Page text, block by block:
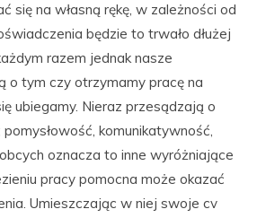
się na własną rękę, w zależności od
będzie to trwało dłużej
razem jednak nasze
o tym czy otrzymamy pracę na
ubiegamy. Nieraz przesądzają o
pomysłowość, komunikatywność,
oznacza to inne wyróżniające
pracy pomocna może okazać
Umieszczając w niej swoje cv